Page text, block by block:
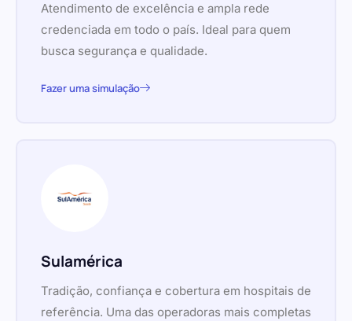
Atendimento de excelência e ampla rede
credenciada em todo o país. Ideal para quem
busca segurança e qualidade.
Fazer uma simulação
Sulamérica
Tradição, confiança e cobertura em hospitais de
referência. Uma das operadoras mais completas